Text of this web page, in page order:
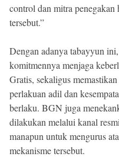
control dan mitra
tersebut.”
Dengan adanya tabayyun
komitmennya menjaga
Gratis, sekaligus
perlakuan adil dan
berlaku. BGN juga
dilakukan melalui kanal
manapun untuk mengurus
mekanisme tersebut.